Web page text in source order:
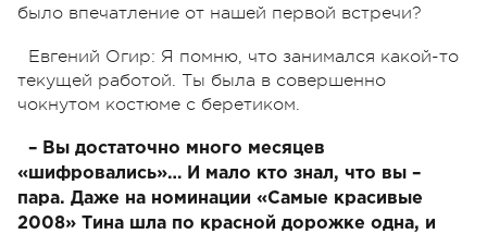
было впечатление от нашей первой встречи?
Евгений Огир: Я помню, что занимался какой-то
текущей работой. Ты была в совершенно
чокнутом костюме с беретиком.
– Вы достаточно много месяцев
«шифровались»… И мало кто знал, что вы –
пара. Даже на номинации «Самые красивые
2008» Тина шла по красной дорожке одна, и